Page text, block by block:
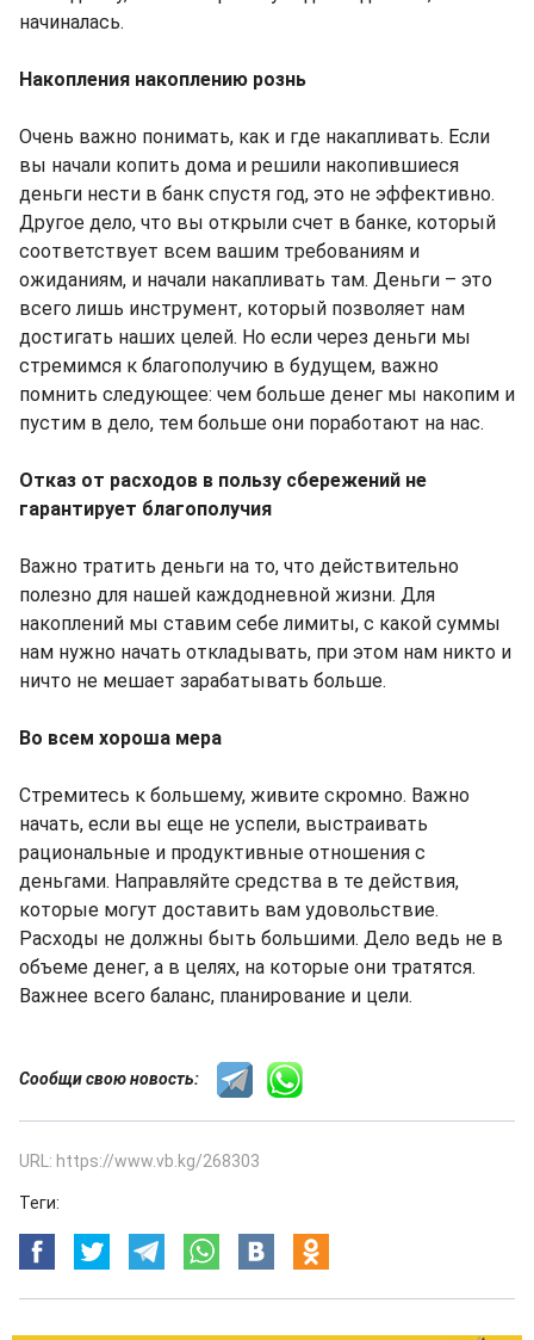
начиналась.
Накопления накоплению рознь
Очень важно понимать, как и где накапливать. Если
вы начали копить дома и решили накопившиеся
деньги нести в банк спустя год, это не эффективно.
Другое дело, что вы открыли счет в банке, который
соответствует всем вашим требованиям и
ожиданиям, и начали накапливать там. Деньги – это
всего лишь инструмент, который позволяет нам
достигать наших целей. Но если через деньги мы
стремимся к благополучию в будущем, важно
помнить следующее: чем больше денег мы накопим и
пустим в дело, тем больше они поработают на нас.
Отказ от расходов в пользу сбережений не
гарантирует благополучия
Важно тратить деньги на то, что действительно
полезно для нашей каждодневной жизни. Для
накоплений мы ставим себе лимиты, с какой суммы
нам нужно начать откладывать, при этом нам никто и
ничто не мешает зарабатывать больше.
Во всем хороша мера
Стремитесь к большему, живите скромно. Важно
начать, если вы еще не успели, выстраивать
рациональные и продуктивные отношения с
деньгами. Направляйте средства в те действия,
которые могут доставить вам удовольствие.
Расходы не должны быть большими. Дело ведь не в
объеме денег, а в целях, на которые они тратятся.
Важнее всего баланс, планирование и цели.
Сообщи свою новость:
URL: https://www.vb.kg/268303
Теги: